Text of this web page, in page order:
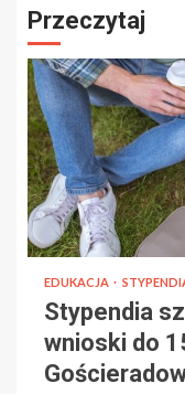
Przeczytaj
EDUKACJA
Stypendia
wnioski do